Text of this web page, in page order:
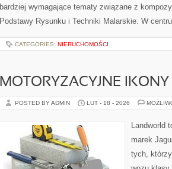
bardziej wymagające tematy związane z
Podstawy Rysunku i Techniki Malarskie. W
CATEGORIES: NIERUCHOMOŚCI
MOTORYZACYJNE IKONY
POSTED BY ADMIN LUT - 18 - 2026
Landworld
marek
tych,